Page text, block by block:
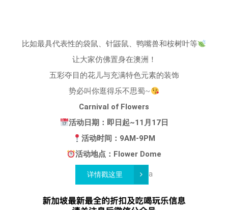
比如最具代表性的袋鼠、针鼹鼠、鸭嘴兽和桉树叶等
让大家仿佛置身在澳洲！
五彩夺目的花儿与充满特色元素的装饰
势必叫你逛得乐不思蜀~
Carnival of Flowers
活动日期：即日起~11月17日
活动时间：9AM-9PM
活动地点：Flower Dome
详情戳这里 a